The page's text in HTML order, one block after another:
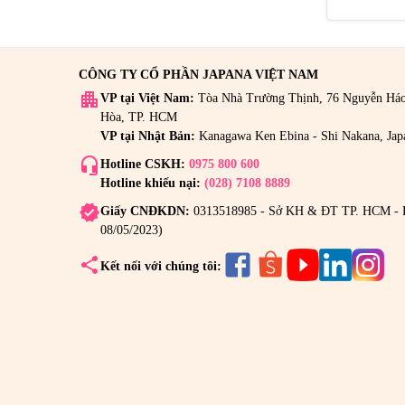
CÔNG TY CỔ PHẦN JAPANA VIỆT NAM
apartment VP tại Việt Nam: Tòa Nhà Trường Thịnh, 76 Nguyễn
Hòa, TP. HCM
VP tại Nhật Bản: Kanagawa Ken Ebina - Shi Nakana,
headset_mic Hotline CSKH: 0975 800 600
Hotline khiếu nại: (028) 7108 8889
verifiedGiấy CNĐKDN: 0313518985 - Sở KH & ĐT TP. HCM -
08/05/2023)
share Kết nối với chúng tôi: